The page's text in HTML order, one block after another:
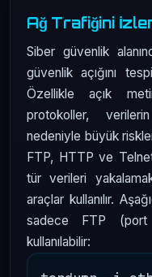
Ağ Trafiğini
Siber güvenlik
güvenlik açığını
Özellikle açık
protokoller,
nedeniyle büyük
FTP, HTTP ve
tür verileri
araçlar kullanılır.
sadece FTP
kullanılabilir: